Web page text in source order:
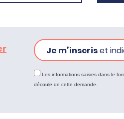
Je m’inscriset
Les informations saisies dans le
découle de cette demande.